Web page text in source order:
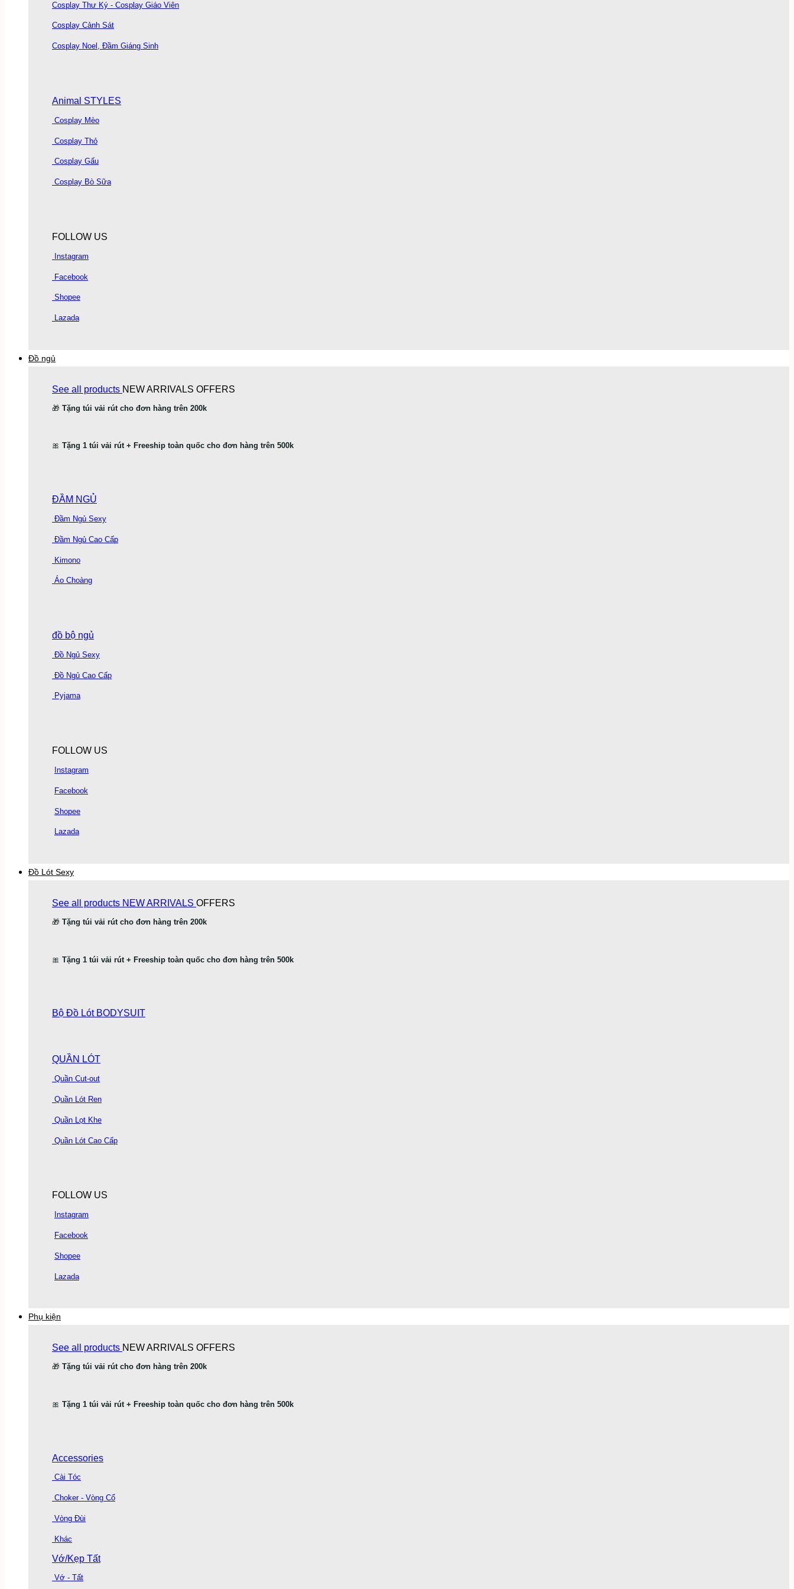
Cosplay Thư Ký - Cosplay Giáo Viên
Cosplay Cảnh Sát
Cosplay Noel, Đầm Giáng Sinh
Animal STYLES
Cosplay Mèo
Cosplay Thỏ
Cosplay Gấu
Cosplay Bò Sữa
FOLLOW US
Instagram
Facebook
Shopee
Lazada
Đồ ngủ
See all products NEW ARRIVALS OFFERS
🎁 Tặng túi vải rút cho đơn hàng trên 200k
🎀 Tặng 1 túi vải rút + Freeship toàn quốc cho đơn hàng trên 500k
ĐẦM NGỦ
Đầm Ngủ Sexy
Đầm Ngủ Cao Cấp
Kimono
Áo Choàng
đồ bộ ngủ
Đồ Ngủ Sexy
Đồ Ngủ Cao Cấp
Pyjama
FOLLOW US
Instagram
Facebook
Shopee
Lazada
Đồ Lót Sexy
See all products NEW ARRIVALS OFFERS
🎁 Tặng túi vải rút cho đơn hàng trên 200k
🎀 Tặng 1 túi vải rút + Freeship toàn quốc cho đơn hàng trên 500k
Bộ Đồ Lót BODYSUIT
QUẦN LÓT
Quần Cut-out
Quần Lót Ren
Quần Lọt Khe
Quần Lót Cao Cấp
FOLLOW US
Instagram
Facebook
Shopee
Lazada
Phụ kiện
See all products NEW ARRIVALS OFFERS
🎁 Tặng túi vải rút cho đơn hàng trên 200k
🎀 Tặng 1 túi vải rút + Freeship toàn quốc cho đơn hàng trên 500k
Accessories
Cài Tóc
Choker - Vòng Cổ
Vòng Đùi
Khác
Vớ/Kẹp Tất
Vớ - Tất